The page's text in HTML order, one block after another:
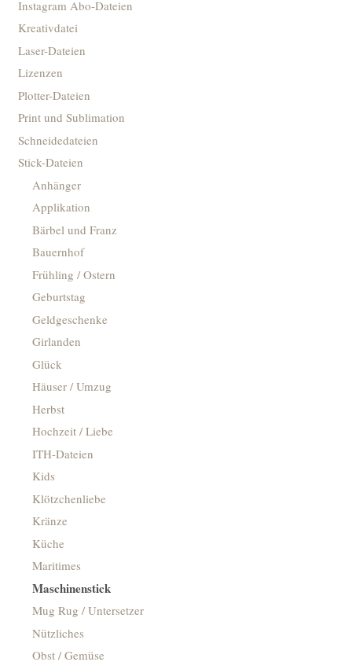
Instagram Abo-Dateien
Kreativdatei
Laser-Dateien
Lizenzen
Plotter-Dateien
Print und Sublimation
Schneidedateien
Stick-Dateien
Anhänger
Applikation
Bärbel und Franz
Bauernhof
Frühling / Ostern
Geburtstag
Geldgeschenke
Girlanden
Glück
Häuser / Umzug
Herbst
Hochzeit / Liebe
ITH-Dateien
Kids
Klötzchenliebe
Kränze
Küche
Maritimes
Maschinenstick
Mug Rug / Untersetzer
Nützliches
Obst / Gemüse